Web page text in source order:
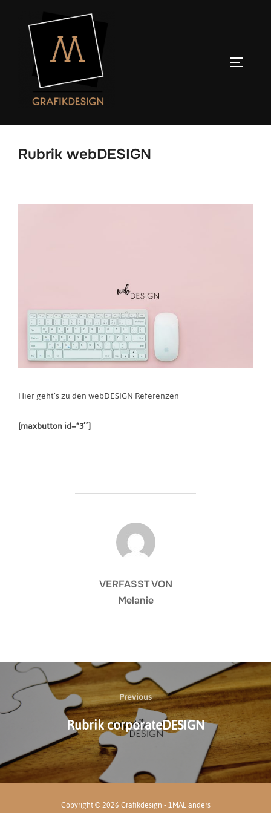
springen
Rubrik webDESIGN
Hier geht’s zu den webDESIGN Referenzen
[maxbutton id=“3″]
BEITRAGSAUTOR
VERFASST VON
Melanie
Beitragsnavigation
Previous
Previous
Rubrik corporateDESIGN
Copyright © 2026 Grafikdesign - 1MAL anders